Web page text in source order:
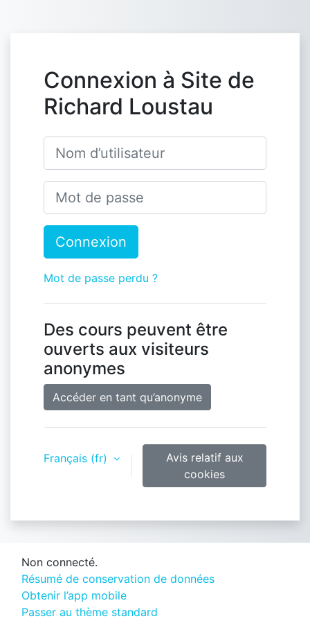
Connexion à Site de
Richard Loustau
Nom d’utilisateur
Mot de passe
Connexion
Mot de passe perdu ?
Des cours peuvent être
ouverts aux visiteurs
anonymes
Accéder en tant qu’anonyme
Français ‎(fr)‎
Avis relatif aux
cookies
Non connecté.
Résumé de conservation de données
Obtenir l’app mobile
Passer au thème standard